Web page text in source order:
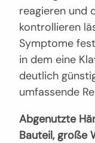
reagieren und
kontrollieren
Symptome
in dem eine
deutlich
umfassende
Abgenutzte
Bauteil, große